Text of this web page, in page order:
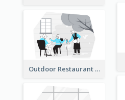
Outdoor Restaurant Illustration